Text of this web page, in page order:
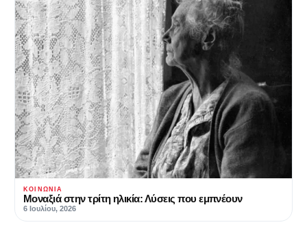
ΚΟΙΝΩΝΊΑ
Μοναξιά στην τρίτη ηλικία: Λύσεις που εμπνέουν
6 Ιουλίου, 2026